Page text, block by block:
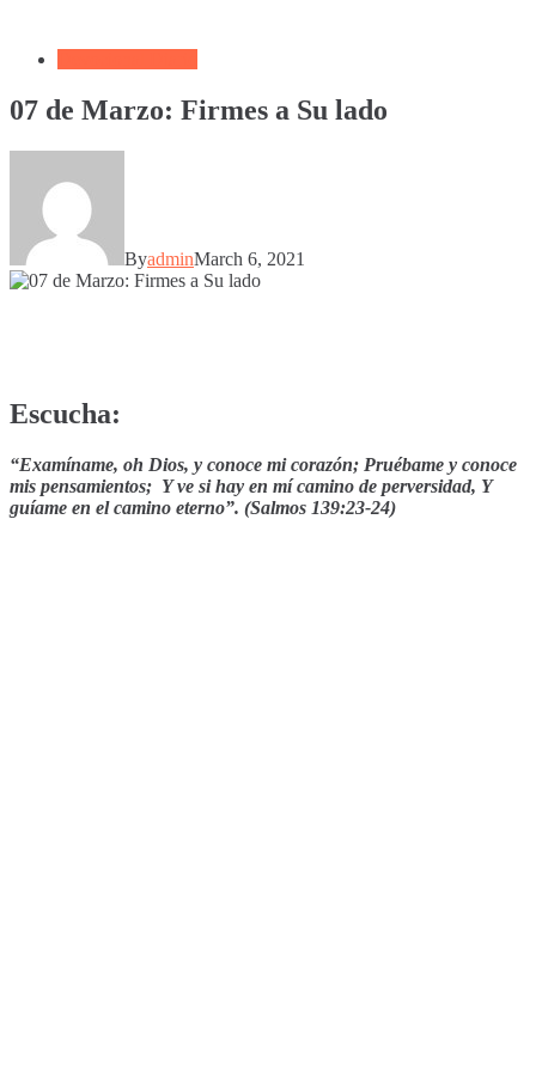
07 de Marzo: Firmes a Su lado
ByadminMarch 6, 2021
Escucha:
“Examíname, oh Dios, y conoce mi corazón; Pruébame y conoce
mis pensamientos; Y ve si hay en mí camino de perversidad, Y
guíame en el camino eterno”. (Salmos 139:23-24)